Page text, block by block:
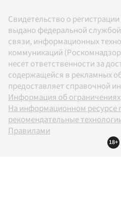
Свидетельство о
выдано федеральной
связи, информационных
коммуникаций
несет ответственности за
содержащейся в рекламных
предоставляет справочной
Информация об ограничениях
На информационном ресурсе
рекомендательные
Правилами
18+